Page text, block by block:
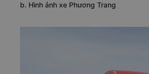
b. Hình ảnh xe Phương Trang